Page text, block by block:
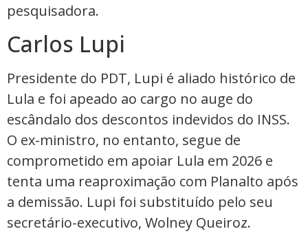
pesquisadora.
Carlos Lupi
Presidente do PDT, Lupi é aliado histórico de
Lula e foi apeado ao cargo no auge do
escândalo dos descontos indevidos do INSS.
O ex-ministro, no entanto, segue de
comprometido em apoiar Lula em 2026 e
tenta uma reaproximação com Planalto após
a demissão. Lupi foi substituído pelo seu
secretário-executivo, Wolney Queiroz.